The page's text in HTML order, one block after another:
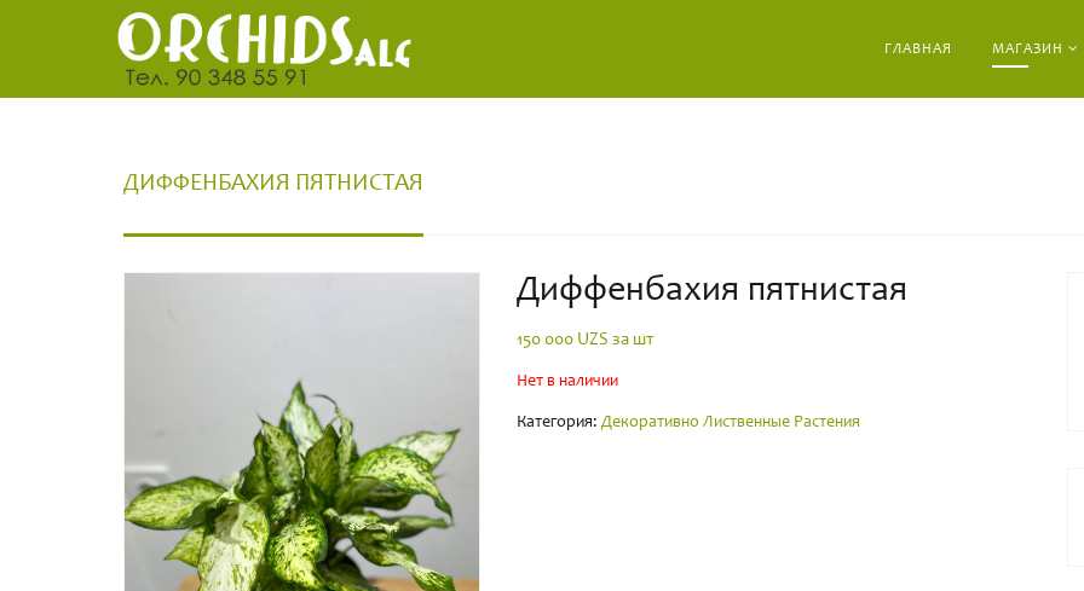
ГЛАВНАЯ МАГАЗИН
ДИФФЕНБАХИЯ ПЯТНИСТАЯ
Диффенбахия пятнистая
150 000 UZS за шт
Нет в наличии
Категория: Декоративно Лиственные Растения